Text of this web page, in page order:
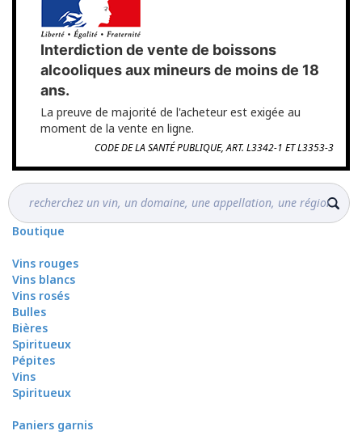
Interdiction de vente de boissons
alcooliques aux mineurs de moins de 18
ans.
La preuve de majorité de l'acheteur est exigée au
moment de la vente en ligne.
CODE DE LA SANTÉ PUBLIQUE, ART. L3342-1 ET L3353-3
Boutique
Vins rouges
Vins blancs
Vins rosés
Bulles
Bières
Spiritueux
Pépites
Vins
Spiritueux
Paniers garnis